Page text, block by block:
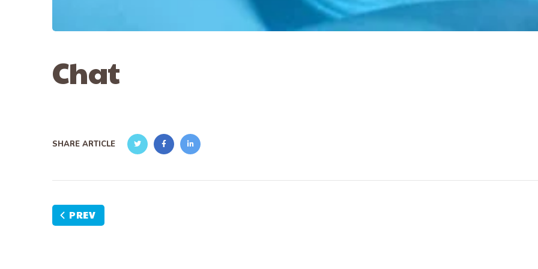
Chat
SHARE ARTICLE
PREV